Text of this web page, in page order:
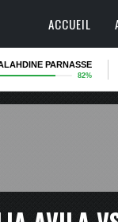
ACCUEIL
PARNASSE
82%